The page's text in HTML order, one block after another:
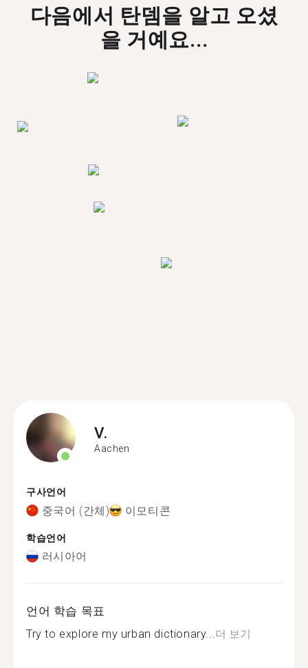
다음에서 탄뎀을 알고 오셨
을 거예요...
V.
Aachen
구사언어
중국어 (간체) 이모티콘
학습언어
러시아어
언어 학습 목표
Try to explore my urban dictionary...더 보기